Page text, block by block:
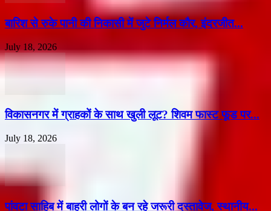
बारिश से रुके पानी की निकासी में जुटे निर्मल कौर, इंदरजीत...
July 18, 2026
विकासनगर में ग्राहकों के साथ खुली लूट? शिवम फास्ट फूड पर...
July 18, 2026
पांवटा साहिब में बाहरी लोगों के बन रहे जरूरी दस्तावेज, स्थानीय...